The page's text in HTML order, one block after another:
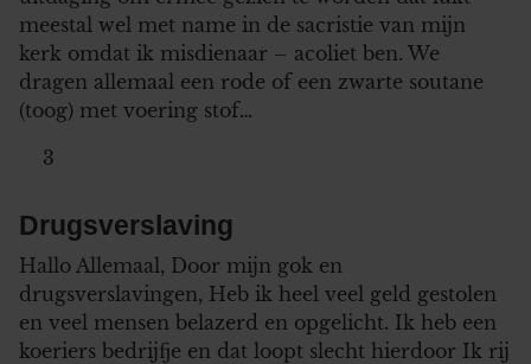
meestal wel met name in de sacristie van mijn
kerk omdat ik misdienaar – acoliet ben. We
dragen allemaal een rode of een zwarte soutane
(toog) met voering stof…
3
Drugsverslaving
Hallo Allemaal, Door mijn gok en
drugsverslavingen, Heb ik heel veel geld gestolen
en veel mensen belazerd en opgelicht. Ik heb een
koeriers bedrijfje en dat loopt slecht hierdoor Ik rij